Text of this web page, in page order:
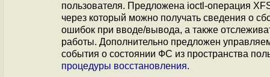
пользователя. Предложена ioctl-операция
через который можно получать сведения о
ошибок при вводе/вывода, а также
работы. Дополнительно предложен
события о состоянии ФС из пространства
процедуры восстановления.